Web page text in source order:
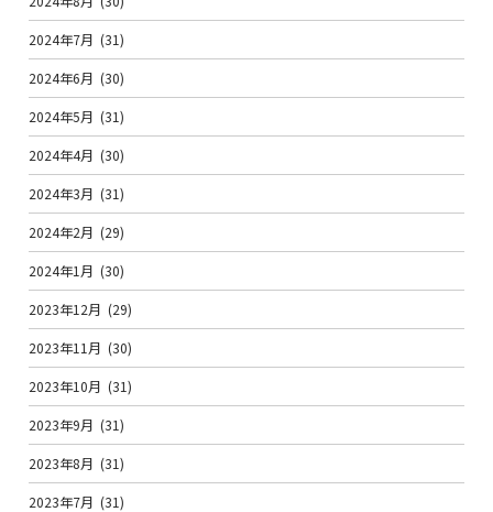
2024年7月 (31)
2024年6月 (30)
2024年5月 (31)
2024年4月 (30)
2024年3月 (31)
2024年2月 (29)
2024年1月 (30)
2023年12月 (29)
2023年11月 (30)
2023年10月 (31)
2023年9月 (31)
2023年8月 (31)
2023年7月 (31)